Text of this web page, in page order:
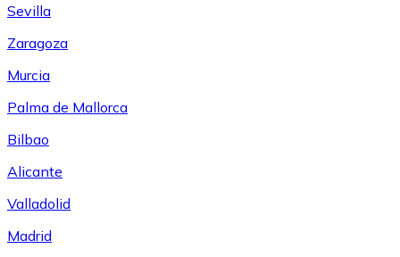
Sevilla
Zaragoza
Murcia
Palma de Mallorca
Bilbao
Alicante
Valladolid
Madrid